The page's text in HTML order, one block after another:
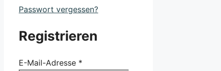
Passwort vergessen?
Registrieren
E-Mail-Adresse *